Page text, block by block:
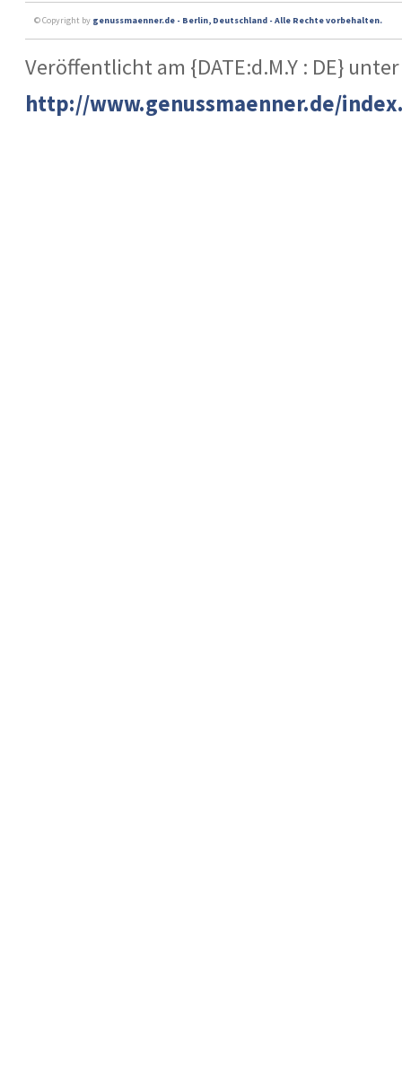
© Copyright by genussmaenner.de - Berlin, Deutschland - Alle Rechte vorbehalten.
Veröffentlicht am {DATE:d.M.Y : DE}
http://www.genussmaenner.de/